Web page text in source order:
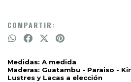
COMPARTIR:
Medidas: A medida
Maderas: Guatambu - Paraiso -
Lustres y Lacas a elección